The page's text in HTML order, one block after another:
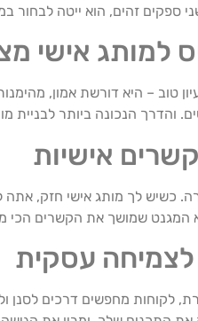
ספקים זהים, הוא ייטה לבחור
למותג אישי
טוב – היא דורשת אמון,
הנכונה ביותר לבניית
אישיות
כשיש לך מותג אישי חזק,
המגנט שמושך את הקשרים הכי
לצמיחה עסקית
לקוחות מחפשים דרכים